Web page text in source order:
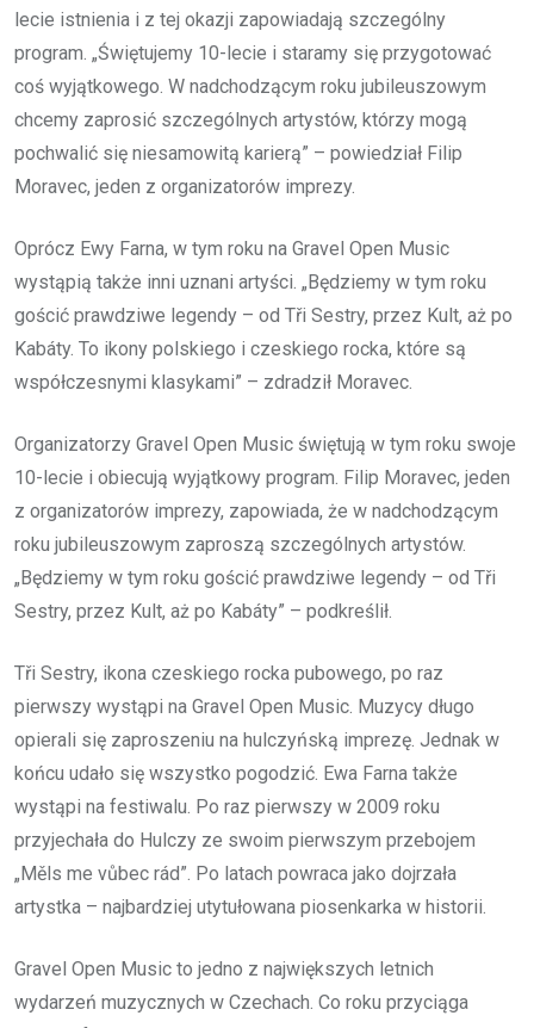
lecie istnienia i z tej okazji zapowiadają szczególny
program. „Świętujemy 10-lecie i staramy się przygotować
coś wyjątkowego. W nadchodzącym roku jubileuszowym
chcemy zaprosić szczególnych artystów, którzy mogą
pochwalić się niesamowitą karierą” – powiedział Filip
Moravec, jeden z organizatorów imprezy.
Oprócz Ewy Farna, w tym roku na Gravel Open Music
wystąpią także inni uznani artyści. „Będziemy w tym roku
gościć prawdziwe legendy – od Tři Sestry, przez Kult, aż po
Kabáty. To ikony polskiego i czeskiego rocka, które są
współczesnymi klasykami” – zdradził Moravec.
Organizatorzy Gravel Open Music świętują w tym roku swoje
10-lecie i obiecują wyjątkowy program. Filip Moravec, jeden
z organizatorów imprezy, zapowiada, że w nadchodzącym
roku jubileuszowym zaproszą szczególnych artystów.
„Będziemy w tym roku gościć prawdziwe legendy – od Tři
Sestry, przez Kult, aż po Kabáty” – podkreślił.
Tři Sestry, ikona czeskiego rocka pubowego, po raz
pierwszy wystąpi na Gravel Open Music. Muzycy długo
opierali się zaproszeniu na hulczyńską imprezę. Jednak w
końcu udało się wszystko pogodzić. Ewa Farna także
wystąpi na festiwalu. Po raz pierwszy w 2009 roku
przyjechała do Hulczy ze swoim pierwszym przebojem
„Měls me vůbec rád”. Po latach powraca jako dojrzała
artystka – najbardziej utytułowana piosenkarka w historii.
Gravel Open Music to jedno z największych letnich
wydarzeń muzycznych w Czechach. Co roku przyciąga